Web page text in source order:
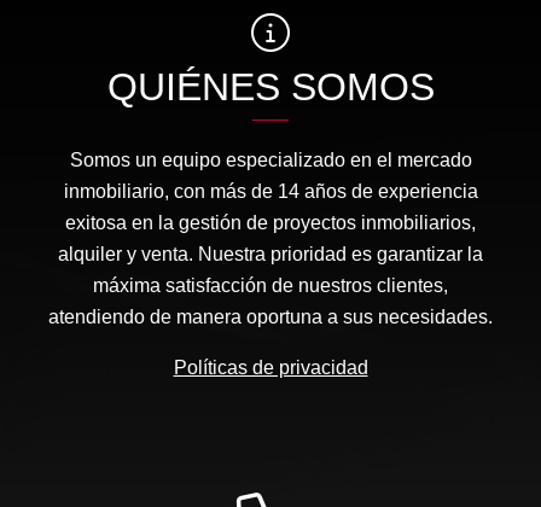
QUIÉNES SOMOS
Somos un equipo especializado en el mercado
inmobiliario, con más de 14 años de experiencia
exitosa en la gestión de proyectos inmobiliarios,
alquiler y venta. Nuestra prioridad es garantizar la
máxima satisfacción de nuestros clientes,
atendiendo de manera oportuna a sus necesidades.
Políticas de privacidad